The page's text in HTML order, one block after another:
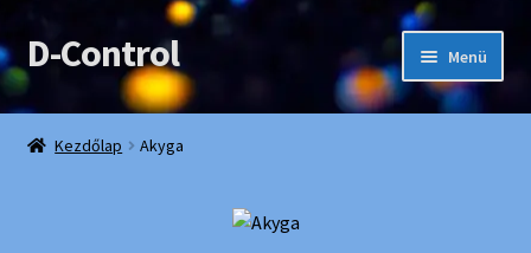
Ugrás
a
navigációhoz
Kilépés
a
tartalomba
D-Control Menü
Webshop
Kezdőlap Akyga